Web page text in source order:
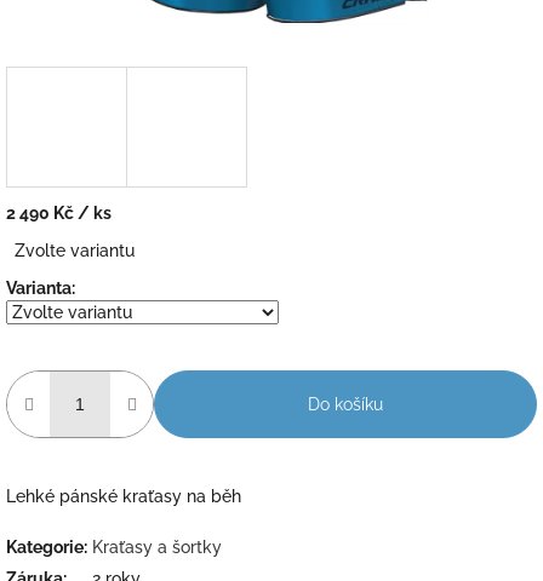
2 490 Kč / ks
cena:
Zvolte variantu
Varianta:
Do košíku
Lehké pánské kraťasy na běh
Kategorie: Kraťasy a šortky